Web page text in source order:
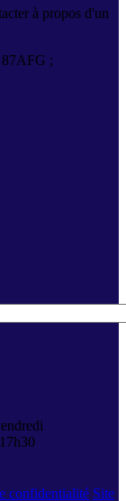
à propos d'un
87AFG ;
confidentialité Site